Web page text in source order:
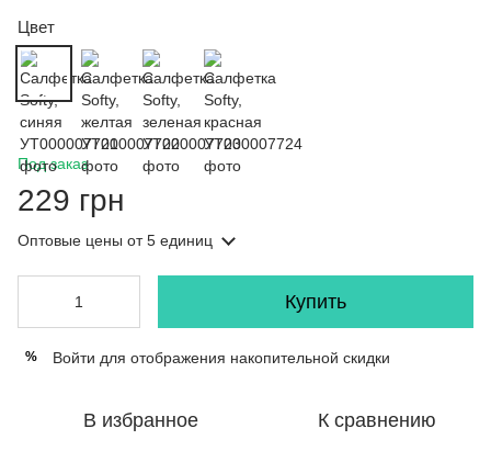
Цвет
Под заказ
229 грн
Оптовые цены от 5 единиц
Купить
% Войти для отображения накопительной скидки
В избранное К сравнению